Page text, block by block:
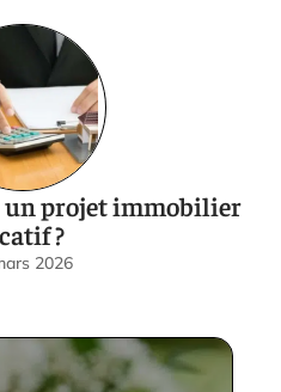
un projet immobilier
?
2026